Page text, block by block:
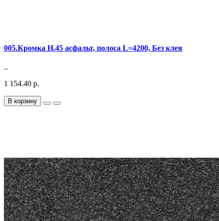
005.Кромка Н.45 асфальт, полоса L=4200, Без клея
..
1 154.40 р.
В корзину